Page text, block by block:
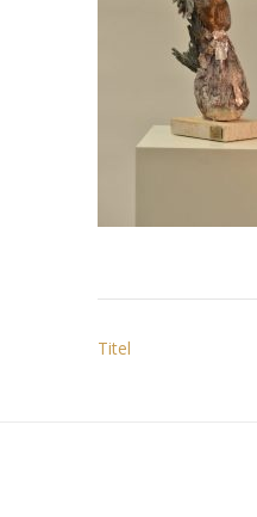
Bericht
Titel